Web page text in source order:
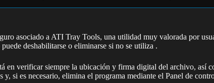
asociado a ATI Tray Tools, una utilidad muy valorada por
deshabilitarse o eliminarse si no se utiliza .
en verificar siempre la ubicación y firma digital del archivo, así
y, si es necesario, elimina el programa mediante el Panel de